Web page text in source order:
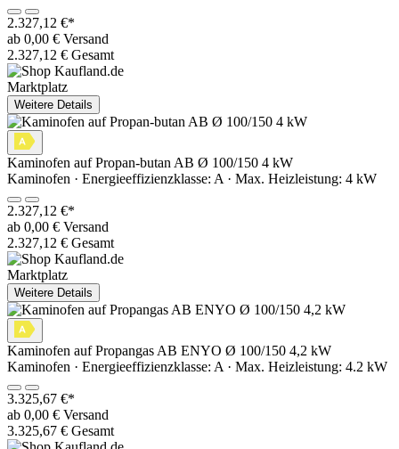
2.327,12 €*
ab 0,00 € Versand
2.327,12 € Gesamt
Marktplatz
Weitere Details
Kaminofen auf Propan-butan AB Ø 100/150 4 kW
Kaminofen · Energieeffizienzklasse: A · Max. Heizleistung: 4 kW
2.327,12 €*
ab 0,00 € Versand
2.327,12 € Gesamt
Marktplatz
Weitere Details
Kaminofen auf Propangas AB ENYO Ø 100/150 4,2 kW
Kaminofen · Energieeffizienzklasse: A · Max. Heizleistung: 4.2 kW
3.325,67 €*
ab 0,00 € Versand
3.325,67 € Gesamt